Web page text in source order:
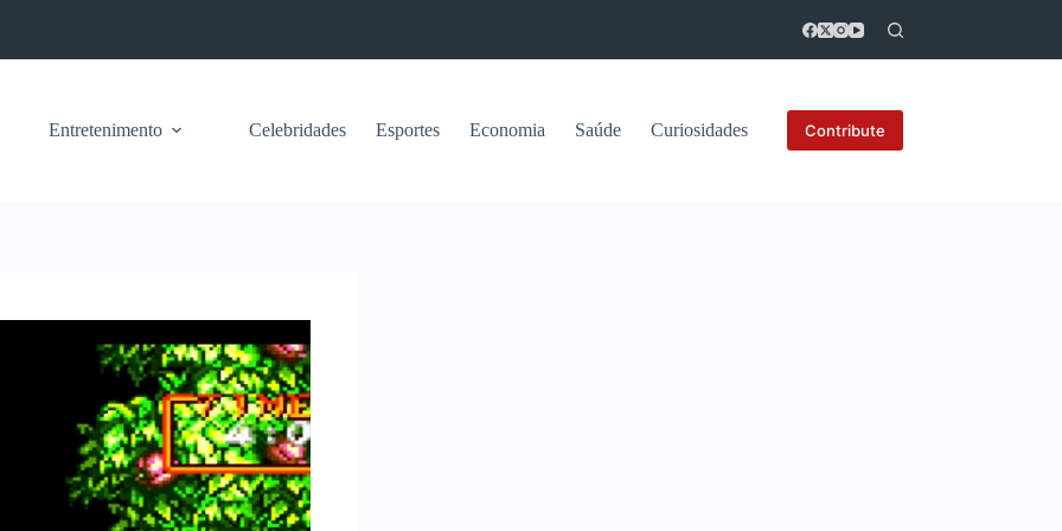
Entretenimento Celebridades Esportes Economia Saúde Curiosidades Contribute